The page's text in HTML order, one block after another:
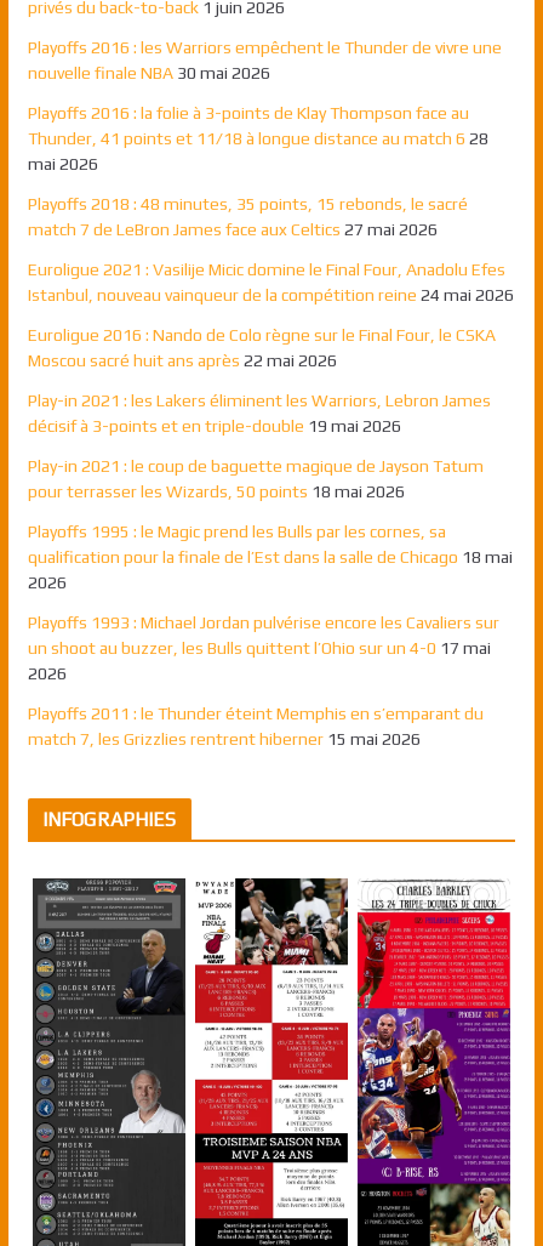
privés du back-to-back 1 juin 2026
Playoffs 2016 : les Warriors empêchent le Thunder de vivre une
nouvelle finale NBA 30 mai 2026
Playoffs 2016 : la folie à 3-points de Klay Thompson face au
Thunder, 41 points et 11/18 à longue distance au match 6 28
mai 2026
Playoffs 2018 : 48 minutes, 35 points, 15 rebonds, le sacré
match 7 de LeBron James face aux Celtics 27 mai 2026
Euroligue 2021 : Vasilije Micic domine le Final Four, Anadolu Efes
Istanbul, nouveau vainqueur de la compétition reine 24 mai 2026
Euroligue 2016 : Nando de Colo règne sur le Final Four, le CSKA
Moscou sacré huit ans après 22 mai 2026
Play-in 2021 : les Lakers éliminent les Warriors, Lebron James
décisif à 3-points et en triple-double 19 mai 2026
Play-in 2021 : le coup de baguette magique de Jayson Tatum
pour terrasser les Wizards, 50 points 18 mai 2026
Playoffs 1995 : le Magic prend les Bulls par les cornes, sa
qualification pour la finale de l’Est dans la salle de Chicago 18 mai
2026
Playoffs 1993 : Michael Jordan pulvérise encore les Cavaliers sur
un shoot au buzzer, les Bulls quittent l’Ohio sur un 4-0 17 mai
2026
Playoffs 2011 : le Thunder éteint Memphis en s’emparant du
match 7, les Grizzlies rentrent hiberner 15 mai 2026
INFOGRAPHIES